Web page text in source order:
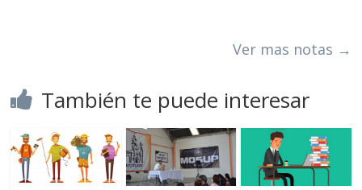
Ver mas notas →
También te puede interesar